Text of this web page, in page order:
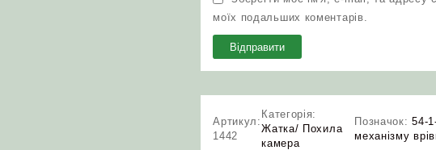
моїх подальших коментарів.
Артикул:
1442
Категорія:
Жатка/ Похила
камера
Позначок:54-
механізму